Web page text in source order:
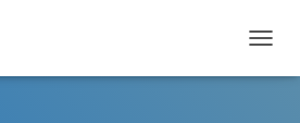
O